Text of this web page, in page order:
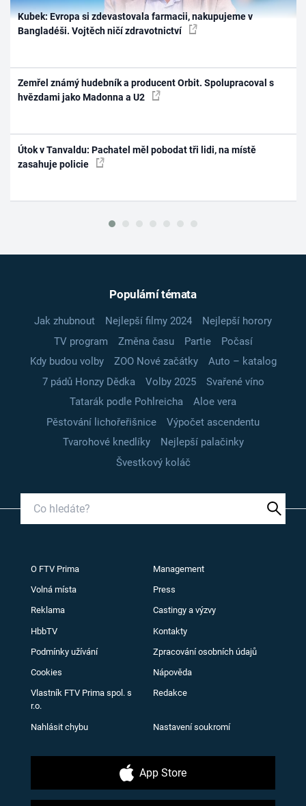
Kubek: Evropa si zdevastovala farmacii, nakupujeme v
Bangladéši. Vojtěch ničí zdravotnictví
Zemřel známý hudebník a producent Orbit. Spolupracoval s
hvězdami jako Madonna a U2
Útok v Tanvaldu: Pachatel měl pobodat tři lidi, na místě
zasahuje policie
Populární témata
Jak zhubnout Nejlepší filmy 2024
Nejlepší horory
TV program
Změna času Partie
Počasí
Kdy budou volby
ZOO Nové začátky
Auto – katalog
7 pádů Honzy Dědka
Volby 2025
Svařené víno
Tatarák podle Pohlreicha
Aloe vera
Pěstování lichořeřišnice
Výpočet ascendentu
Tvarohové knedlíky
Nejlepší palačinky
Švestkový koláč
O FTV Prima Management
Volná místa Press
Reklama Castingy a výzvy
HbbTV Kontakty
Podmínky užívání Zpracování osobních údajů
Cookies Nápověda
Vlastník FTV Prima spol. s
r.o.
Redakce
Nahlásit chybu Nastavení soukromí
App Store